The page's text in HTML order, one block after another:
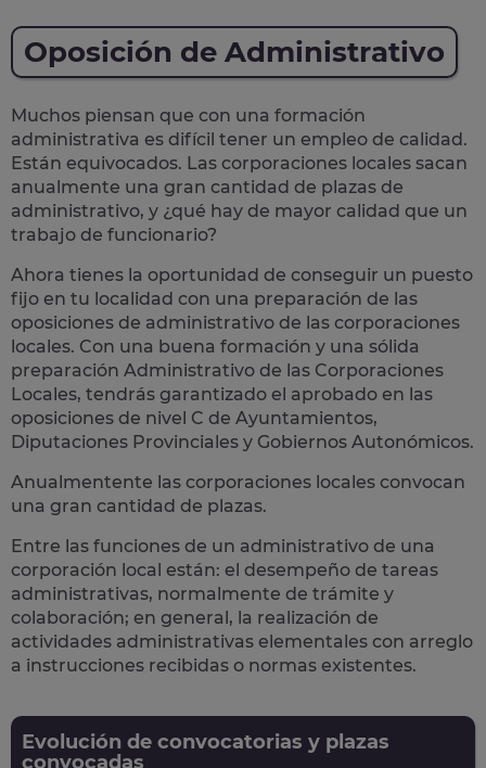
Oposición de Administrativo
Muchos piensan que con una formación
administrativa es difícil tener un empleo de calidad.
Están equivocados. Las corporaciones locales sacan
anualmente una gran cantidad de plazas de
administrativo, y ¿qué hay de mayor calidad que un
trabajo de funcionario?
Ahora tienes la oportunidad de conseguir un puesto
fijo en tu localidad con una preparación de las
oposiciones de administrativo de las corporaciones
locales. Con una buena formación y una sólida
preparación Administrativo de las Corporaciones
Locales, tendrás garantizado el aprobado en las
oposiciones de nivel C de Ayuntamientos,
Diputaciones Provinciales y Gobiernos Autonómicos.
Anualmentente las corporaciones locales convocan
una gran cantidad de plazas.
Entre las funciones de un administrativo de una
corporación local están: el desempeño de tareas
administrativas, normalmente de trámite y
colaboración; en general, la realización de
actividades administrativas elementales con arreglo
a instrucciones recibidas o normas existentes.
Evolución de convocatorias y plazas
convocadas